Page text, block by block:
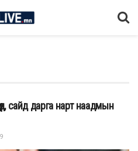
сайд дарга нарт наадмын